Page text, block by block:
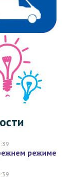
КРЕМОВЫЙ
ГОЛУБОЙ
СЕРЫЙ
режиме